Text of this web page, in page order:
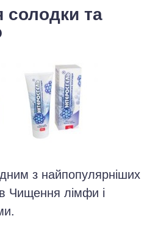
солодки та
з найпопулярніших
Чищення лімфи і